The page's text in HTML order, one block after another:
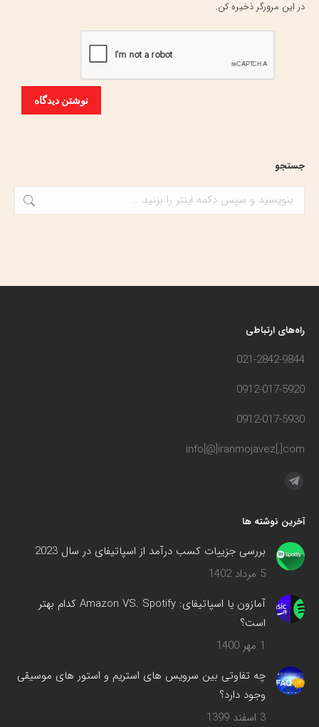
در این مرورگر ذخیره کن.
نوشتن دیدگاه
جستجو
جستجو:
راه‌های ارتباطی
021-2842-9844
0912-017-5920
0912-017-5930
info[@]iranmojavez[.]com
مارا در اینجا پیدا کنید:
تلگرام
در
پنجره
جدید
می‌شود
آخرین نوشته ها
بررسی جزییات کسب درآمد از اسپاتیفای در سال 2023
5 مرداد 1402
آمازون یا اسپاتیفای: Amazon VS. Spotify کدام بهتر
است؟
1 مهر 1400
چه تفاوتی بین سرویس های استریم و استور های موسیقی
وجود دارد؟
3 اسفند 1399